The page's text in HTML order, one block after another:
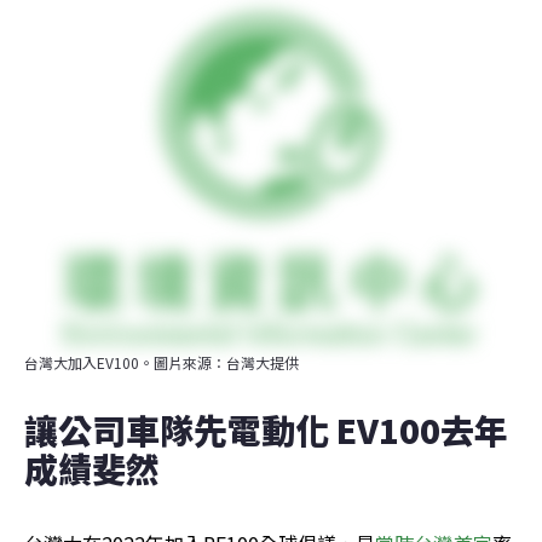
台灣大加入EV100。圖片來源：台灣大提供
讓公司車隊先電動化 EV100去年
成績斐然